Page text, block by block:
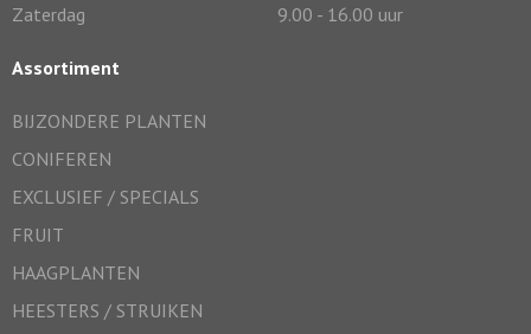
Zaterdag
9.00 - 16.00 uur
Assortiment
BIJZONDERE PLANTEN
CONIFEREN
EXCLUSIEF / SPECIALS
FRUIT
HAAGPLANTEN
HEESTERS / STRUIKEN